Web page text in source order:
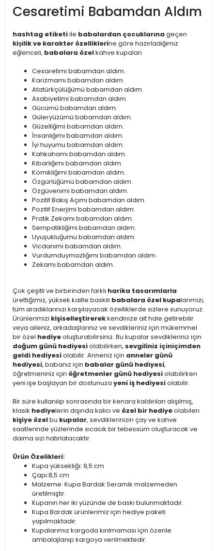
Cesaretimi Babamdan Aldım
hashtag etiketiile babalardan çocuklarına geçen
kişilik ve karakter özelliklerine göre hazırladığımız
eğlenceli, babalara özelkahve kupaları
Cesaretimi babamdan aldım.
Karizmamı babamdan aldım.
Atatürkçülüğümü babamdan aldım.
Asabiyetimi babamdan aldım.
Gücümü babamdan aldım.
Güleryüzümü babamdan aldım.
Güzelliğimi babamdan aldım.
İnsanlığımı babamdan aldım.
İyi huyumu babamdan aldım.
Kahkahamı babamdan aldım.
Kibarlığımı babamdan aldım.
Komikliğimi babamdan aldım.
Özgürlüğümü babamdan aldım.
Özgüvenimi babamdan aldım.
Pozitif Bakış Açımı babamdan aldım.
Pozitif Enerjimi babamdan aldım.
Pratik Zekamı babamdan aldım.
Sempatikliğimi babamdan aldım.
Uyuşukluğumu babamdan aldım.
Vicdanımı babamdan aldım.
Vurdumduymazlığımı babamdan aldım.
Zekamı babamdan aldım.
Çok çeşitli ve birbirinden farklı harika tasarımlarla
ürettiğimiz, yüksek kalite baskılı babalara özel kupalarımızı,
tüm aradıklarınızı karşılayacak özelliklerde sizlere sunuyoruz.
Ürünlerimizi kişiselleştirerekkendinize ait hale getirebilir
veya aileniz, arkadaşlarınız ve sevdikleriniz için mükemmel
bir özel hediyeoluşturabilirsiniz. Bu kupalar sevdikleriniz için
doğum günü hediyesiolabilirken, sevgiliniz içiniçimden
geldi hediyesiolabilir. Anneniz için anneler günü
hediyesi, babanız için babalar günü hediyesi,
öğretmeniniz için öğretmenler günü hediyesiolabilirken
yeni işe başlayan bir dostunuza yeni iş hediyesiolabilir.
Bir süre kullanılıp sonrasında bir kenara kaldırılan alışılmış,
klasik hediyelerin dışında kalıcı ve özel bir hediyeolabilen
kişiye özelbu kupalar, sevdiklerinizin çay ve kahve
saatlerinde yüzlerinde sıcacık bir tebessüm oluşturacak ve
daima sizi hatırlatacaktır.
Ürün Özelikleri:
Kupa yüksekliği: 9,5 cm
Çapı:8,5 cm
Malzeme: Kupa Bardak Seramik malzemeden
üretilmiştir.
Kupanın her iki yüzünde de baskı bulunmaktadır.
Kupa Bardak ürünlerimiz için hediye paketi
yapılmaktadır.
Kupalarımız kargoda kırılmaması için özenle
ambalajlanıp kargoya verilmektedir.